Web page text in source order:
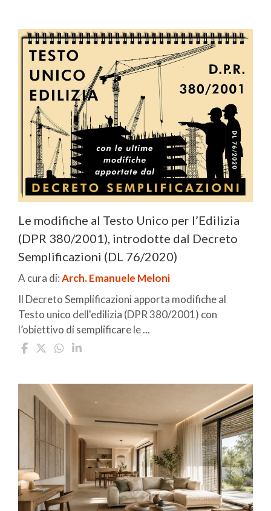
Le modifiche al Testo Unico per l’Edilizia
(DPR 380/2001), introdotte dal Decreto
Semplificazioni (DL 76/2020)
A cura di:Arch. Emanuele Meloni
Il Decreto Semplificazioni apporta modifiche al
Testo unico dell'edilizia (DPR 380/2001) con
l’obiettivo di semplificare le ...